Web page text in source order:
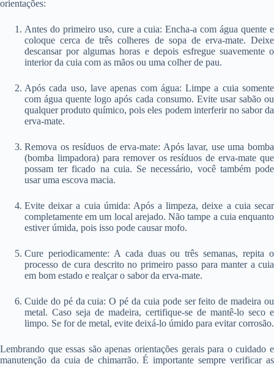
orientações:
Antes do primeiro uso, cure a cuia: Encha-a com água quente e
coloque cerca de três colheres de sopa de erva-mate. Deixe
descansar por algumas horas e depois esfregue suavemente o
interior da cuia com as mãos ou uma colher de pau.
Após cada uso, lave apenas com água: Limpe a cuia somente
com água quente logo após cada consumo. Evite usar sabão ou
qualquer produto químico, pois eles podem interferir no sabor da
erva-mate.
Remova os resíduos de erva-mate: Após lavar, use uma bomba
(bomba limpadora) para remover os resíduos de erva-mate que
possam ter ficado na cuia. Se necessário, você também pode
usar uma escova macia.
Evite deixar a cuia úmida: Após a limpeza, deixe a cuia secar
completamente em um local arejado. Não tampe a cuia enquanto
estiver úmida, pois isso pode causar mofo.
Cure periodicamente: A cada duas ou três semanas, repita o
processo de cura descrito no primeiro passo para manter a cuia
em bom estado e realçar o sabor da erva-mate.
Cuide do pé da cuia: O pé da cuia pode ser feito de madeira ou
metal. Caso seja de madeira, certifique-se de mantê-lo seco e
limpo. Se for de metal, evite deixá-lo úmido para evitar corrosão.
Lembrando que essas são apenas orientações gerais para o cuidado e
manutenção da cuia de chimarrão. É importante sempre verificar as